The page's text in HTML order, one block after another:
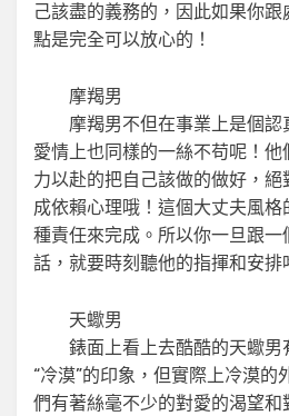
己該盡的義務的，因此如果你
點是完全可以放心的！
摩羯男
摩羯男不但在事業上是個認
愛情上也同樣的一絲不苟呢！
力以赴的把自己該做的做好，
成依賴心理哦！這個大丈夫風
種責任來完成。所以你一旦跟一
話，就要時刻聽他的指揮和安排
天蠍男
錶面上看上去酷酷的天蠍男
“冷漠”的印象，但實際上冷漠的
們有著絲毫不少的對愛的渴望